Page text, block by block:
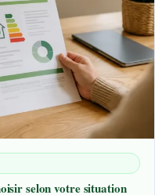
selon votre situation